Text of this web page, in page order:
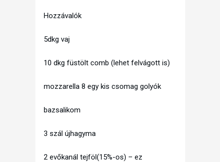
Hozzávalók
5dkg vaj
10 dkg füstölt comb (lehet felvágott is)
mozzarella 8 egy kis csomag golyók
bazsalikom
3 szál újhagyma
2 evőkanál tejföl(15%-os) – ez